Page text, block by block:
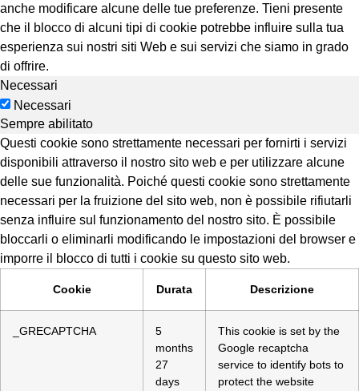
anche modificare alcune delle tue preferenze. Tieni presente
che il blocco di alcuni tipi di cookie potrebbe influire sulla tua
esperienza sui nostri siti Web e sui servizi che siamo in grado
di offrire.
Necessari
Necessari
Sempre abilitato
Questi cookie sono strettamente necessari per fornirti i servizi
disponibili attraverso il nostro sito web e per utilizzare alcune
delle sue funzionalità. Poiché questi cookie sono strettamente
necessari per la fruizione del sito web, non è possibile rifiutarli
senza influire sul funzionamento del nostro sito. È possibile
bloccarli o eliminarli modificando le impostazioni del browser e
imporre il blocco di tutti i cookie su questo sito web.
Cookie Durata Descrizione
_GRECAPTCHA
5
months
27
days
This cookie is set by the
Google recaptcha
service to identify bots to
protect the website